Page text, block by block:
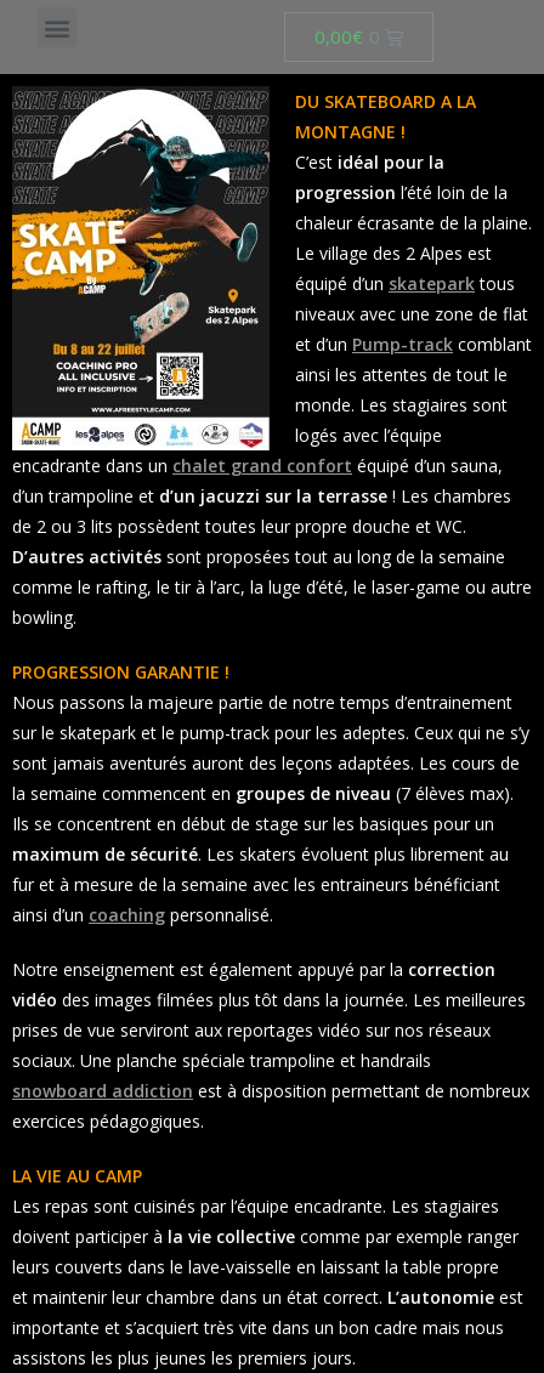
0,00€
DU SKATEBOARD A LA
MONTAGNE !
C’est idéal pour la
progression l’été loin de la
chaleur écrasante de la plaine.
Le village des 2 Alpes est
équipé d’un skateparktous
niveaux avec une zone de flat
et d’un Pump-track comblant
ainsi les attentes de tout le
monde. Les stagiaires sont
logés avec l’équipe
encadrante dans un chalet grand confort équipé d’un sauna,
d’un trampoline et d’un jacuzzi sur la terrasse ! Les chambres
de 2 ou 3 lits possèdent toutes leur propre douche et WC.
D’autres activités sont proposées tout au long de la semaine
comme le rafting, le tir à l’arc, la luge d’été, le laser-game ou autre
bowling.
PROGRESSION GARANTIE !
Nous passons la majeure partie de notre temps d’entrainement
sur le skatepark et le pump-track pour les adeptes. Ceux qui ne s’y
sont jamais aventurés auront des leçons adaptées. Les cours de
la semaine commencent en groupes de niveau (7 élèves max).
Ils se concentrent en début de stage sur les basiques pour un
maximum de sécurité. Les skaters évoluent plus librement au
fur et à mesure de la semaine avec les entraineurs bénéficiant
ainsi d’un coaching personnalisé.
Notre enseignement est également appuyé par la correction
vidéo des images filmées plus tôt dans la journée. Les meilleures
prises de vue serviront aux reportages vidéo sur nos réseaux
sociaux. Une planche spéciale trampoline et handrails
snowboard addiction est à disposition permettant de nombreux
exercices pédagogiques.
LA VIE AU CAMP
Les repas sont cuisinés par l’équipe encadrante. Les stagiaires
doivent participer à la vie collective comme par exemple ranger
leurs couverts dans le lave-vaisselle en laissant la table propre
et maintenir leur chambre dans un état correct. L’autonomie est
importante et s’acquiert très vite dans un bon cadre mais nous
assistons les plus jeunes les premiers jours.